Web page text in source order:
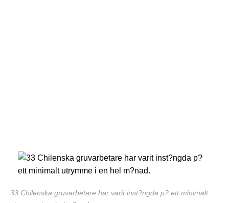
33 Chilenska gruvarbetare har varit inst?ngda p? ett minimalt